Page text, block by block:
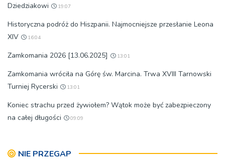
Dziedziakowi
19:07
Historyczna podróż do Hiszpanii. Najmocniejsze przesłanie Leona
XIV
16:04
Zamkomania 2026 [13.06.2025] 13:01
Zamkomania wróciła na Górę św. Marcina. Trwa XVIII Tarnowski
Turniej Rycerski
13:01
Koniec strachu przed żywiołem? Wątok może być zabezpieczony
na całej długości
09:09
NIE PRZEGAP